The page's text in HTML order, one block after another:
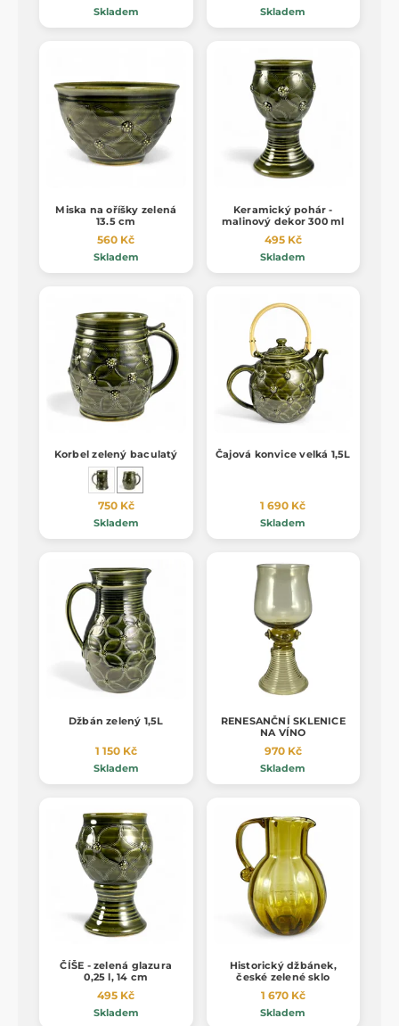
Skladem Skladem
Miska na oříšky zelená
13.5 cm
560 Kč
Skladem
Keramický pohár -
malinový dekor 300 ml
495 Kč
Skladem
Korbel zelený baculatý
750 Kč
Skladem
Čajová konvice velká 1,5L
1 690 Kč
Skladem
Džbán zelený 1,5L
1 150 Kč
Skladem
RENESANČNÍ SKLENICE
NA VÍNO
970 Kč
Skladem
ČÍŠE - zelená glazura
0,25 l, 14 cm
495 Kč
Skladem
Historický džbánek,
české zelené sklo
1 670 Kč
Skladem